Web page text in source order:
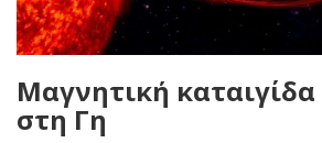
Μαγνητική καταιγίδα
στη Γη